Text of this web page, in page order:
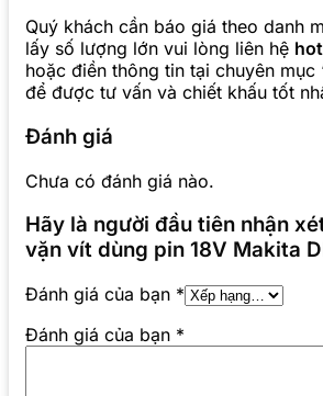
Quý khách cần báo giá theo danh
lấy số lượng lớn vui lòng liên hệ
hoặc điền thông tin tại chuyên mục
để được tư vấn và chiết khấu tốt
Đánh giá
Chưa có đánh giá nào.
Hãy là người đầu tiên nhận
vặn vít dùng pin 18V Makita
Đánh giá của bạn *
Đánh giá của bạn *